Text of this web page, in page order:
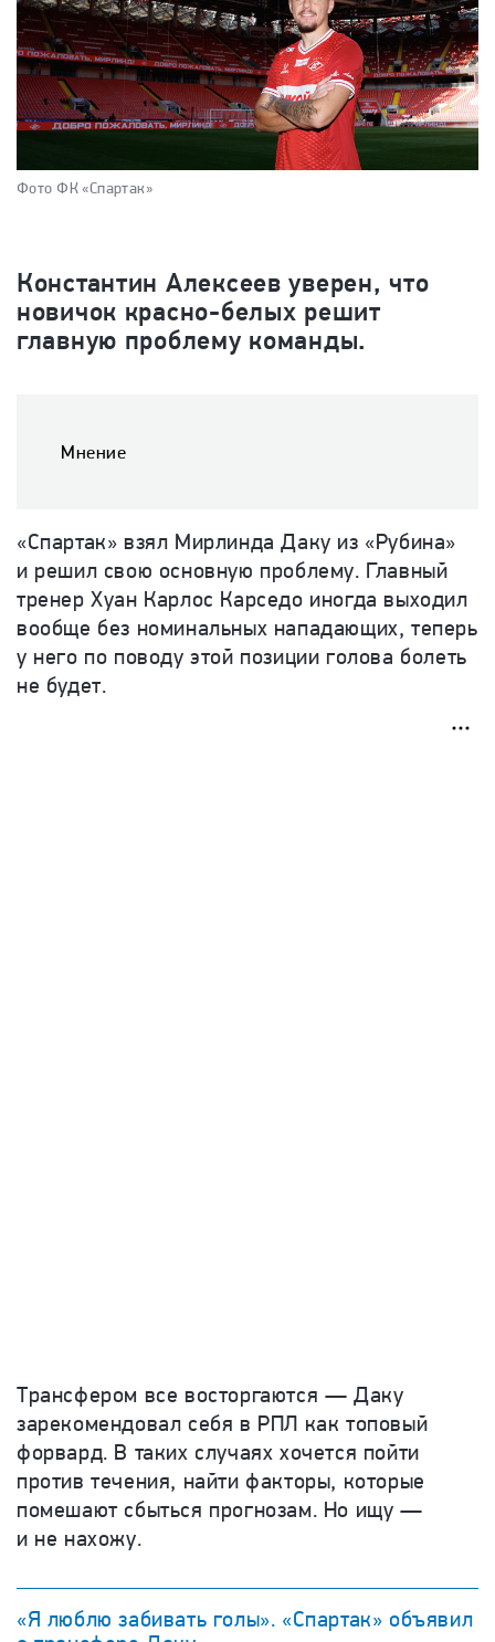
Фото ФК «Спартак»
Константин Алексеев уверен, что
новичок красно-белых решит
главную проблему команды.
Мнение
«Спартак» взял Мирлинда Даку из «Рубина»
и решил свою основную проблему. Главный
тренер Хуан Карлос Карседо иногда выходил
вообще без номинальных нападающих, теперь
у него по поводу этой позиции голова болеть
не будет.
Трансфером все восторгаются — Даку
зарекомендовал себя в РПЛ как топовый
форвард. В таких случаях хочется пойти
против течения, найти факторы, которые
помешают сбыться прогнозам. Но ищу —
и не нахожу.
«Я люблю забивать голы». «Спартак» объявил